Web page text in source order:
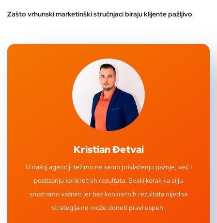
Zašto vrhunski marketinški stručnjaci biraju klijente pažljivo
Kristian Đetvai
U našoj agenciji težimo ne samo privlačenju pažnje, već i
postizanju konkretnih rezultata. Svaki korak ka cilju
smatramo važnim jer bez konkretnih rezultata nijedna
strategija ne može doneti pravi uspeh.